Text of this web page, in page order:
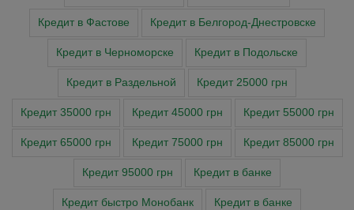
Кредит в Фастове Кредит в Белгород-Днестровске
Кредит в Черноморске Кредит в Подольске
Кредит в Раздельной Кредит 25000 грн
Кредит 35000 грн Кредит 45000 грн Кредит 55000 грн
Кредит 65000 грн Кредит 75000 грн Кредит 85000 грн
Кредит 95000 грн Кредит в банке
Кредит быстро Монобанк Кредит в банке